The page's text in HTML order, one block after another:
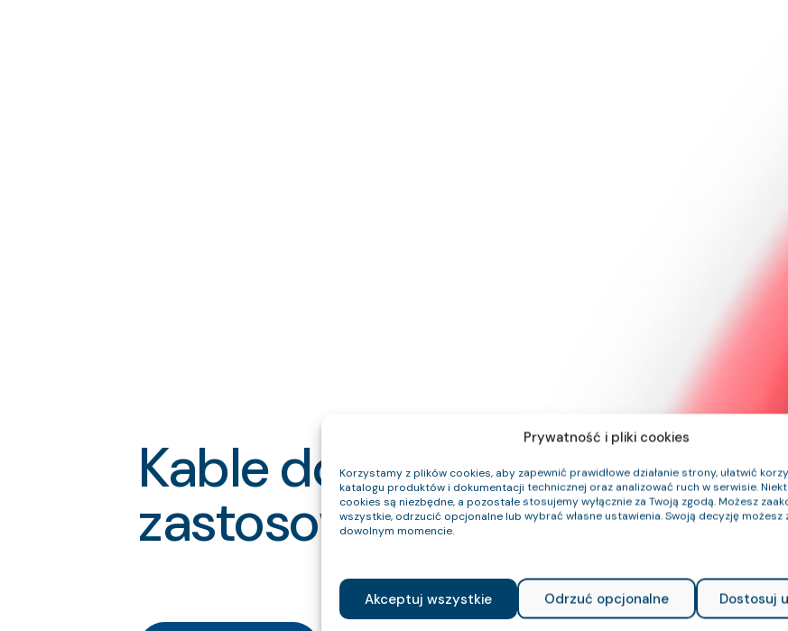
Prywatność i pliki cookies
Korzystamy z plików cookies, aby zapewnić prawidłowe działanie strony, ułatwić
katalogu produktów i dokumentacji technicznej oraz analizować ruch w serwisie.
cookies są niezbędne, a pozostałe stosujemy wyłącznie za Twoją zgodą. Możesz
wszystkie, odrzucić opcjonalne lub wybrać własne ustawienia. Swoją decyzję możesz
dowolnym momencie.
Akceptuj wszystkie Odrzuć opcjonalne Dostosuj
Kable do wszelkich
zastosowań